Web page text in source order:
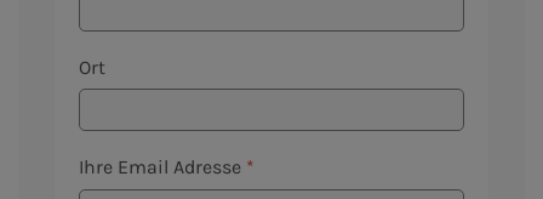
Ort
Ihre Email Adresse *